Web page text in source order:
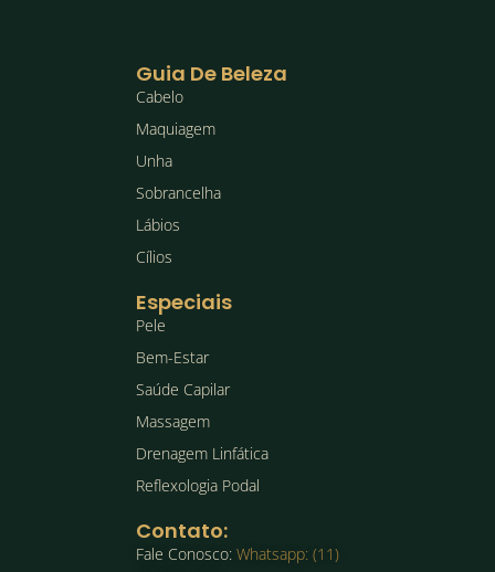
Guia De Beleza
Cabelo
Maquiagem
Unha
Sobrancelha
Lábios
Cílios
Especiais
Pele
Bem-Estar
Saúde Capilar
Massagem
Drenagem Linfática
Reflexologia Podal
Contato:
Fale Conosco:Whatsapp: (11)